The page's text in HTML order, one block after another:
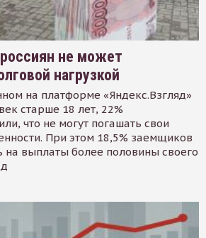
не может
нагрузкой
на платформе «Яндекс.Взгляд»
старше 18 лет, 22%
что не могут погашать свои
При этом 18,5% заемщиков
на выплаты более половины своего